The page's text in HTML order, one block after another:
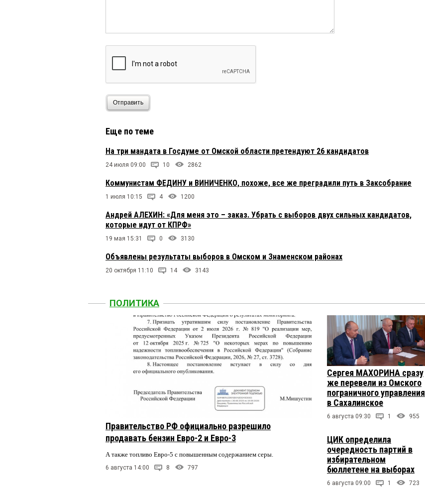
Отправить
Еще по теме
На три мандата в Госдуме от Омской области претендуют 26 кандидатов
24 июля 09:00 10 2862
Коммунистам ФЕДИНУ и ВИНИЧЕНКО, похоже, все же преградили путь в Заксобрание
1 июля 10:15 4 1200
Андрей АЛЕХИН: «Для меня это – заказ. Убрать с выборов двух сильных кандидатов,
которые идут от КПРФ»
19 мая 15:31 0 3130
Объявлены результаты выборов в Омском и Знаменском районах
20 октября 11:10 14 3143
ПОЛИТИКА
Правительство РФ официально разрешило
продавать бензин Евро-2 и Евро-3
А также топливо Евро-5 с повышенным содержанием серы.
6 августа 14:00 8 797
Сергея МАХОРИНА сразу
же перевели из Омского
пограничного управления
в Сахалинское
6 августа 09:30 1 955
ЦИК определила
очередность партий в
избирательном
бюллетене на выборах
6 августа 09:00 1 723